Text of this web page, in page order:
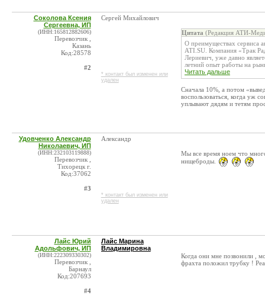
Соколова Ксения
Сергеевна, ИП
(ИНН:165812882606)
Перевозчик ,
Казань
Код:28578
#2
Сергей Михайлович
* контакт был изменен или
удален
Цитата (Редакция АТИ-
О преимуществах сервиса
ATI.SU. Компания «Трак
Лериевич, уже давно
летний опыт работы на
Читать дальше
Сначала 10%, а потом
воспользоваться, когда уж
уплывают дядям и тетям
Удовченко Александр
Николаевич, ИП
(ИНН:232103119888)
Перевозчик ,
Тихорецк г.
Код:37062
#3
Александр
* контакт был изменен или
удален
Мы все время ноем что
нищеброды.
Лайс Юрий
Адольфович, ИП
(ИНН:222309330302)
Перевозчик ,
Барнаул
Код:207693
#4
Лайс Марина
Владимировна
Когда они мне позвонили ,
фрахта положил трубку !